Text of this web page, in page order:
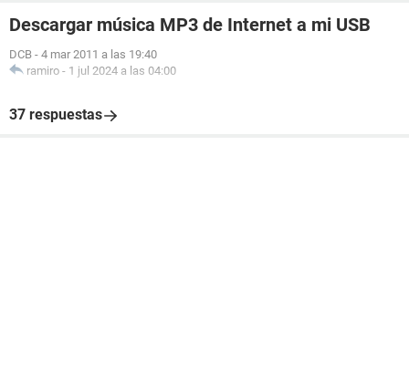
Descargar música MP3 de Internet a mi USB
DCB - 4 mar 2011 a las 19:40
ramiro - 1 jul 2024 a las 04:00
37 respuestas